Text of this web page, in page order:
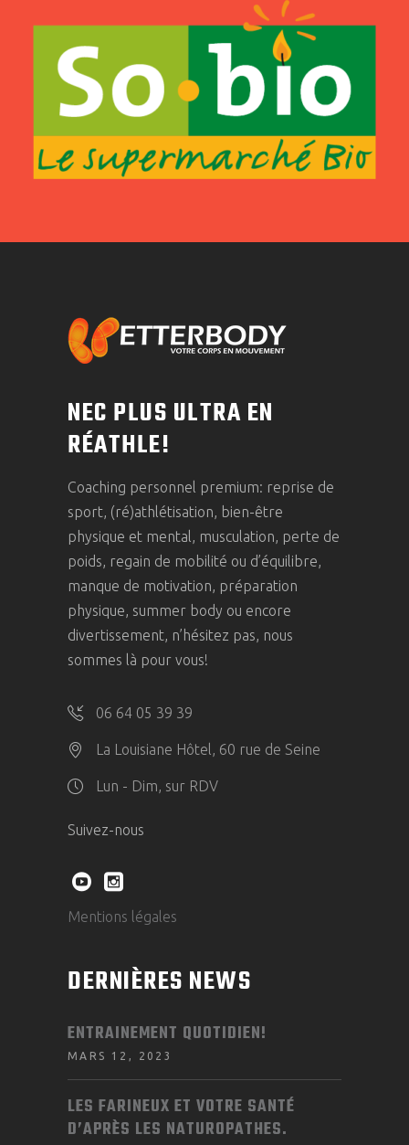
NEC PLUS ULTRA EN
RÉATHLE!
Coaching personnel premium: reprise de
sport, (ré)athlétisation, bien-être
physique et mental, musculation, perte de
poids, regain de mobilité ou d’équilibre,
manque de motivation, préparation
physique, summer body ou encore
divertissement, n’hésitez pas, nous
sommes là pour vous!
06 64 05 39 39
La Louisiane Hôtel, 60 rue de Seine
Lun - Dim, sur RDV
Suivez-nous
Mentions légales
DERNIÈRES NEWS
ENTRAINEMENT QUOTIDIEN!
MARS 12, 2023
LES FARINEUX ET VOTRE SANTÉ
D’APRÈS LES NATUROPATHES.